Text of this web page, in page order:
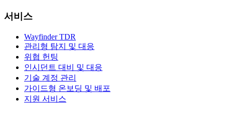
서비스
Wayfinder TDR
관리형 탐지 및 대응
위협 헌팅
인시던트 대비 및 대응
기술 계정 관리
가이드형 온보딩 및 배포
지원 서비스